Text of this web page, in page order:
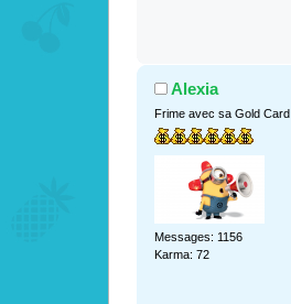
Alexia
Frime avec sa Gold Card
Messages: 1156
Karma: 72